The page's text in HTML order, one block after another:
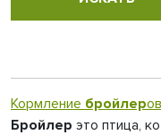
Кормление бройлеров
Бройлер это птица,